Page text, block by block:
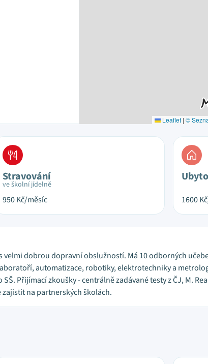
Leaflet | ©
Stravování
ve školní jídelně
950Kč/měsíc 1600
velmi dobrou dopravní obslužností. Má 10 odborných
automatizace, robotiky, elektrotechniky a
Přijímací zkoušky - centrálně zadávané testy z ČJ, M.
na partnerských školách.